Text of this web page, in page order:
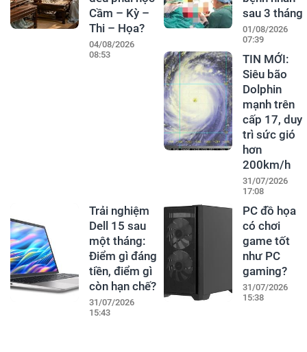
Cầm – Kỳ –
Thi – Họa?
04/08/2026
08:53
sau 3 tháng
01/08/2026
07:39
TIN MỚI:
Siêu bão
Dolphin
mạnh trên
cấp 17, duy
trì sức gió
hơn
200km/h
31/07/2026
17:08
Trải nghiệm
Dell 15 sau
một tháng:
Điểm gì đáng
tiền, điểm gì
còn hạn chế?
31/07/2026
15:43
PC đồ họa
có chơi
game tốt
như PC
gaming?
31/07/2026
15:38